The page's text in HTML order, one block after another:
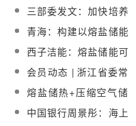
源+储能”布局
服务费用由发电侧并网
主体、电力用户合理分
摊！山东印发全国首个
电力现货市场储能支持
三部委发文：加快培养
储能领域高层次紧缺人
才！
青海：构建以熔盐储能
等多能互补储能体系，
满足新型电力系统需求
西子洁能：熔盐储能可
从光热发电向火电灵活
性改造、风光储、零碳
工厂/园区等应用场景拓
展
会员动态 | 浙江省委常
委、杭州市委书记刘捷
等赴西子调研
熔盐储热+压缩空气储
能！全球首创低熔点熔
融盐高温绝热压缩技术
中国银行周景彤：海上